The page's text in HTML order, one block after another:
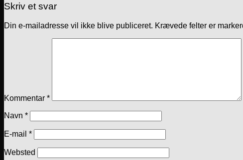
Skriv et svar
Din e-mailadresse vil ikke blive publiceret. Krævede felter er
Kommentar *
Navn *
E-mail *
Websted